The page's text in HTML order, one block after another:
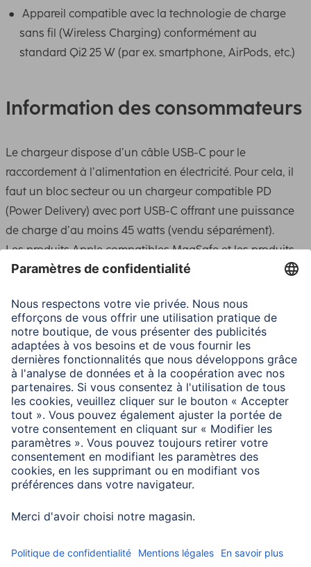
Appareil compatible avec la technologie de charge
sans fil (Wireless Charging) conformément au
standard Qi2 25 W (par ex. smartphone, AirPods, etc.)
Information des consommateurs
Le chargeur dispose d’un câble USB-C pour le
raccordement à l’alimentation en électricité. Pour cela, il
faut un bloc secteur ou un chargeur compatible PD
(Power Delivery) avec port USB-C offrant une puissance
de charge d’au moins 45 watts (vendu séparément).
Les produits Apple compatibles MagSafe et les produits
Hama avec anneau magnétique peuvent rester sur le
compatibles doivent être retirées avant la charge sans fil.
Ce chargeur bénéficie de la certification Qi2 25 W
originale qui garantit que l’adaptateur de charge répond
aux exigences de performance et de sécurité du standard
Qi2 25 W.
Pour savoir si votre smartphone est compatible Qi2 25 W,
veuillez consulter les informations produit ou le mode
d’emploi de votre appareil ou vous adresser à son
fabricant.